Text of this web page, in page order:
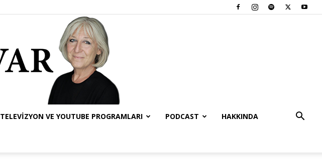
TELEVIZYON VE YOUTUBE PROGRAMLARI PODCAST HAKKINDA